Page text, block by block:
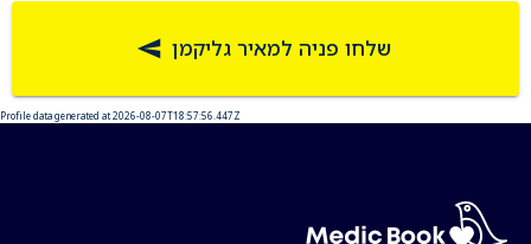
שלחו פניה למאיר גליקמן
Profile data generated at 2026-08-07T18:57:56.447Z